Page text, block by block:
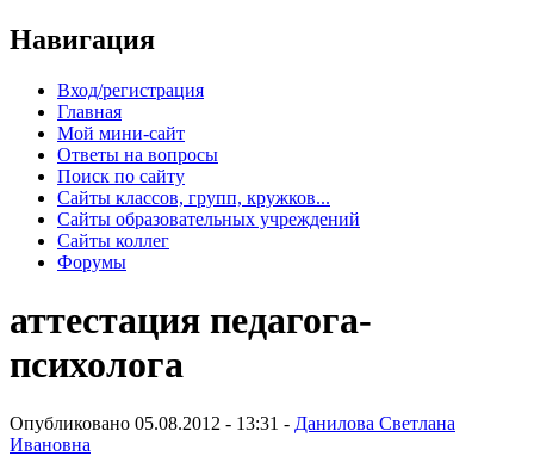
Навигация
Вход/регистрация
Главная
Мой мини-сайт
Ответы на вопросы
Поиск по сайту
Сайты классов, групп, кружков...
Сайты образовательных учреждений
Сайты коллег
Форумы
аттестация педагога-
психолога
Опубликовано 05.08.2012 - 13:31 - Данилова Светлана
Ивановна